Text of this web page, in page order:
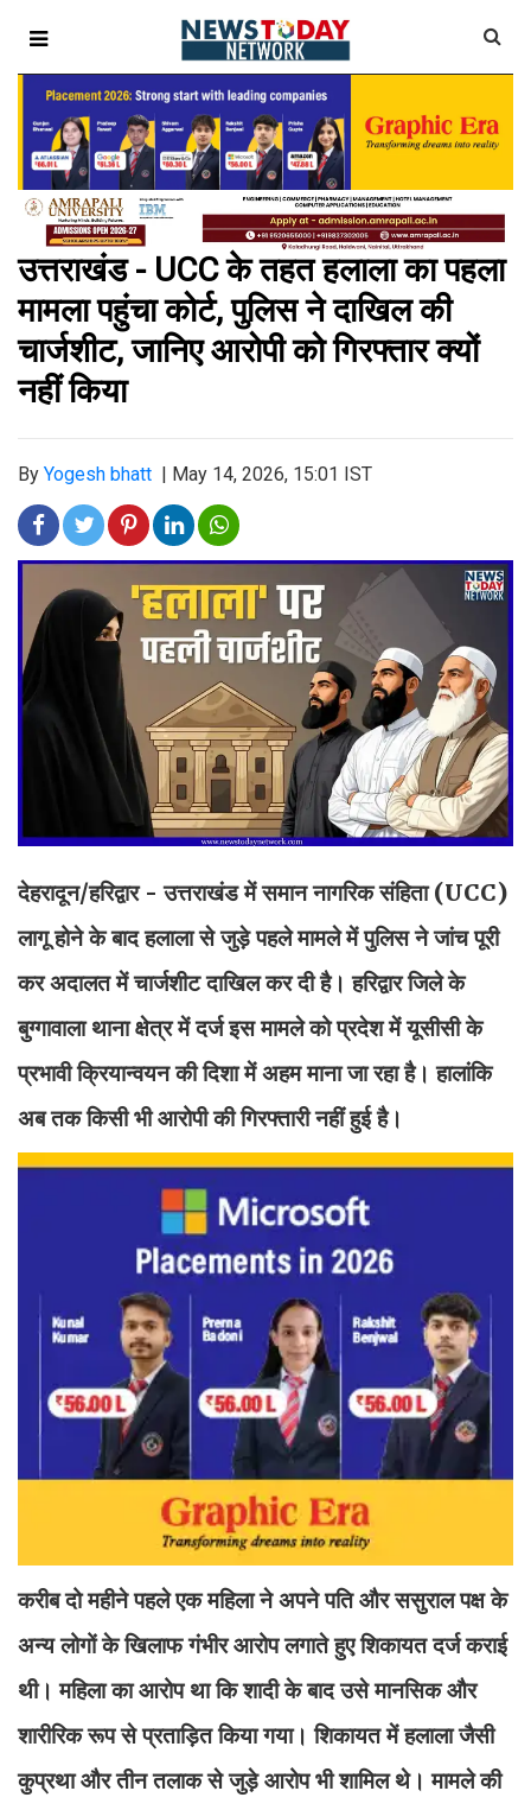
उत्तराखंड - UCC के तहत हलाला का पहला
मामला पहुंचा कोर्ट, पुलिस ने दाखिल की
चार्जशीट, जानिए आरोपी को गिरफ्तार क्यों
नहीं किया
By Yogesh bhatt May 14, 2026, 15:01 IST
देहरादून/हरिद्वार - उत्तराखंड में समान नागरिक संहिता (UCC)
लागू होने के बाद हलाला से जुड़े पहले मामले में पुलिस ने जांच पूरी
कर अदालत में चार्जशीट दाखिल कर दी है। हरिद्वार जिले के
बुग्गावाला थाना क्षेत्र में दर्ज इस मामले को प्रदेश में यूसीसी के
प्रभावी क्रियान्वयन की दिशा में अहम माना जा रहा है। हालांकि
अब तक किसी भी आरोपी की गिरफ्तारी नहीं हुई है।
करीब दो महीने पहले एक महिला ने अपने पति और ससुराल पक्ष के
अन्य लोगों के खिलाफ गंभीर आरोप लगाते हुए शिकायत दर्ज कराई
थी। महिला का आरोप था कि शादी के बाद उसे मानसिक और
शारीरिक रूप से प्रताड़ित किया गया। शिकायत में हलाला जैसी
कुप्रथा और तीन तलाक से जुड़े आरोप भी शामिल थे। मामले की